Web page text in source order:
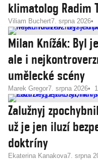
klimatolog Radim
Viliam Buchert7. srpna 2026
Milan Knížák: Byl
ale i
umělecké scény
Marek Gregor7. srpna 2026
Zalužnyj
už je jen iluzí
doktríny
Ekaterina Kanakova7. srpna